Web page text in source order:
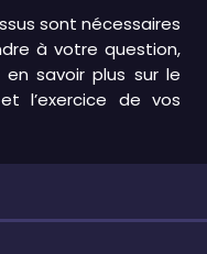
sont nécessaires
à votre question,
savoir plus sur le
l’exercice de vos